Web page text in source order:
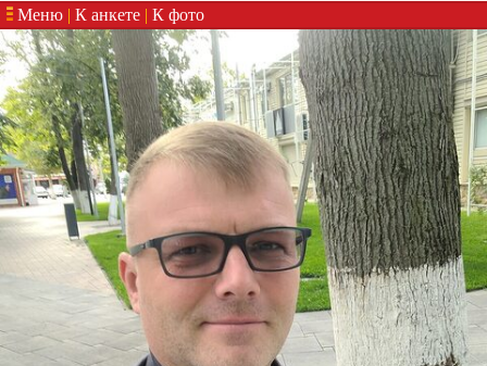
Меню | К анкете | К фото